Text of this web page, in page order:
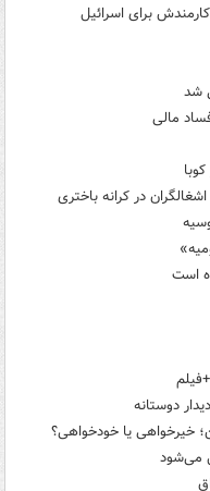
برای اسرائیل
شد
مالی
در کرانه باختری
است
دوستانه
خیرخواهی یا خودخواهی؟
می‌شود